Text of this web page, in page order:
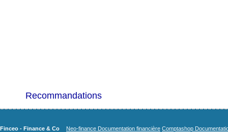
Recommandations
Finceo - Finance & Co
Neo-finance Documentation financière Comptashop